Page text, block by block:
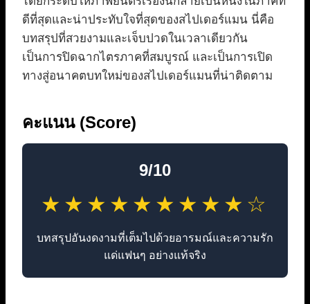
ดีที่สุดและน่าประทับใจที่สุดของสไปเดอร์แมน นี่คือ
บทสรุปที่สวยงามและเจ็บปวดในเวลาเดียวกัน
เป็นการปิดฉากไตรภาคที่สมบูรณ์ และเป็นการเปิด
ทางสู่อนาคตบทใหม่ของสไปเดอร์แมนที่น่าติดตาม
คะแนน (Score)
9/10
★★★★★★★★★☆
บทสรุปอันงดงามที่เต็มไปด้วยอารมณ์และความรัก
แด่แฟนๆ อย่างแท้จริง